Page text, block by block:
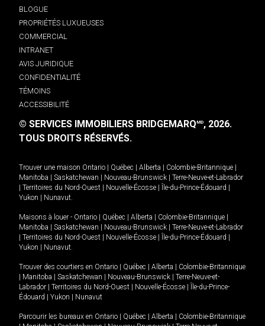
BLOGUE
PROPRIÉTÉS LUXUEUSES
COMMERCIAL
INTRANET
AVIS JURIDIQUE
CONFIDENTIALITÉ
TÉMOINS
ACCESSIBILITÉ
© SERVICES IMMOBILIERS BRIDGEMARQMD, 2026.
TOUS DROITS RÉSERVÉS.
Trouver une maison Ontario Québec Alberta Colombie-Britannique
Manitoba
Saskatchewan Nouveau-Brunswick
Terre-Neuve-et-Labrador
Territoires du Nord-Ouest Nouvelle-Écosse Île-du-Prince-Édouard
Yukon
Nunavut.
Maisons à louer - Ontario Québec Alberta Colombie-Britannique
Manitoba
Saskatchewan Nouveau-Brunswick
Terre-Neuve-et-Labrador
Territoires du Nord-Ouest Nouvelle-Écosse Île-du-Prince-Édouard
Yukon
Nunavut.
Trouver des courtiers en Ontario Québec Alberta
Colombie-Britannique
Manitoba Saskatchewan Nouveau-Brunswick
Terre-Neuve-et-
Labrador
Territoires du Nord-Ouest Nouvelle-Écosse
Île-du-Prince-
Édouard
Yukon Nunavut
Parcourir les bureaux en Ontario Québec Alberta
Colombie-Britannique